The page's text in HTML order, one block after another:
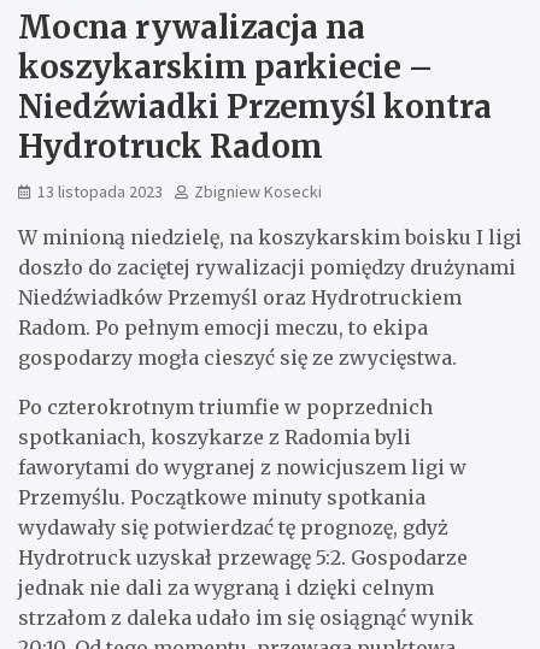
Mocna rywalizacja na
koszykarskim parkiecie –
Niedźwiadki Przemyśl kontra
Hydrotruck Radom
13 listopada 2023 Zbigniew Kosecki
W minioną niedzielę, na koszykarskim boisku I ligi
doszło do zaciętej rywalizacji pomiędzy drużynami
Niedźwiadków Przemyśl oraz Hydrotruckiem
Radom. Po pełnym emocji meczu, to ekipa
gospodarzy mogła cieszyć się ze zwycięstwa.
Po czterokrotnym triumfie w poprzednich
spotkaniach, koszykarze z Radomia byli
faworytami do wygranej z nowicjuszem ligi w
Przemyślu. Początkowe minuty spotkania
wydawały się potwierdzać tę prognozę, gdyż
Hydrotruck uzyskał przewagę 5:2. Gospodarze
jednak nie dali za wygraną i dzięki celnym
strzałom z daleka udało im się osiągnąć wynik